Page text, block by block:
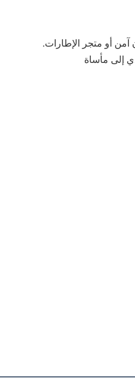
آمن أو متجر الإطارات.
إلى مأساة